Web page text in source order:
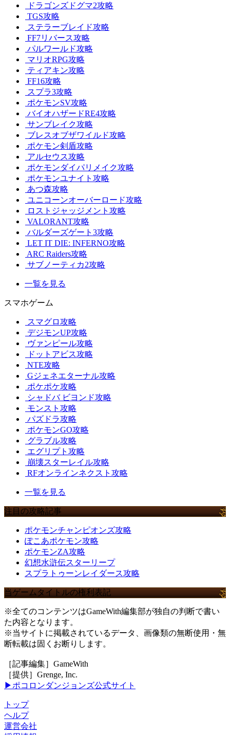
ドラゴンズドグマ2攻略
TGS攻略
ステラーブレイド攻略
FF7リバース攻略
パルワールド攻略
マリオRPG攻略
ティアキン攻略
FF16攻略
スプラ3攻略
ポケモンSV攻略
バイオハザードRE4攻略
サンブレイク攻略
ブレスオブザワイルド攻略
ポケモン剣盾攻略
アルセウス攻略
ポケモンダイパリメイク攻略
ポケモンユナイト攻略
あつ森攻略
ユニコーンオーバーロード攻略
ロストジャッジメント攻略
VALORANT攻略
バルダーズゲート3攻略
LET IT DIE: INFERNO攻略
ARC Raiders攻略
サブノーティカ2攻略
一覧を見る
スマホゲーム
スマグロ攻略
デジモンUP攻略
ヴァンピール攻略
ドットアビス攻略
NTE攻略
Gジェネエターナル攻略
ポケポケ攻略
シャドバ ビヨンド攻略
モンスト攻略
パズドラ攻略
ポケモンGO攻略
グラブル攻略
エグリプト攻略
崩壊スターレイル攻略
RFオンラインネクスト攻略
一覧を見る
注目の攻略記事
ポケモンチャンピオンズ攻略
ぽこあポケモン攻略
ポケモンZA攻略
幻想水滸伝スターリープ
スプラトゥーンレイダース攻略
当ゲームタイトルの権利表記
※全てのコンテンツはGameWith編集部が独自の判断で書い
た内容となります。
※当サイトに掲載されているデータ、画像類の無断使用・無
断転載は固くお断りします。
［記事編集］GameWith
［提供］Grenge, Inc.
▶ポコロンダンジョンズ公式サイト
トップ
ヘルプ
運営会社